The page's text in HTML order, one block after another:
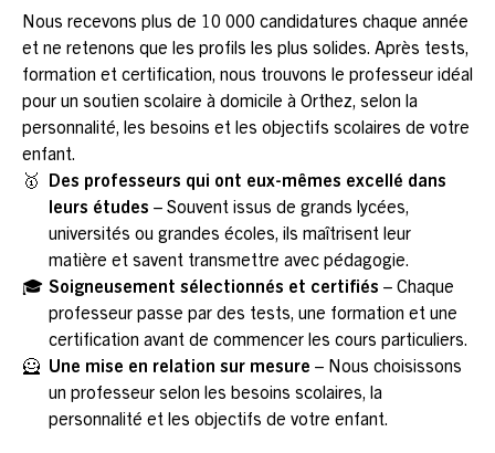
Nous recevons plus de 10 000 candidatures chaque année
et ne retenons que les profils les plus solides. Après tests,
formation et certification, nous trouvons le professeur idéal
pour un soutien scolaire à domicile à Orthez, selon la
personnalité, les besoins et les objectifs scolaires de votre
enfant.
🥇
Des professeurs qui ont eux-mêmes excellé dans
leurs études – Souvent issus de grands lycées,
universités ou grandes écoles, ils maîtrisent leur
matière et savent transmettre avec pédagogie.
🎓 Soigneusement sélectionnés et certifiés – Chaque
professeur passe par des tests, une formation et une
certification avant de commencer les cours particuliers.
🦸 Une mise en relation sur mesure – Nous choisissons
un professeur selon les besoins scolaires, la
personnalité et les objectifs de votre enfant.